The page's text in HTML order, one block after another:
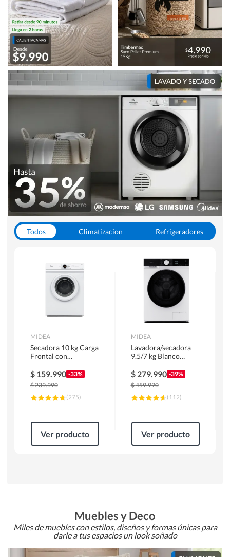
Todos Climatizacion
Refrigeradores
Otros
MIDEA
Secadora 10 kg Carga
Frontal con
MD100A100/W2
$ 159.990 -33%
$239.990
(275)
Ver producto
MIDEA
Lavadora/secadora
9.5/7 kg Blanco
$ 279.990 -39%
$459.990
(112)
Ver producto
Muebles y Deco
Miles de muebles con estilos, diseños y formas únicas para
darle a tus espacios un look soñado